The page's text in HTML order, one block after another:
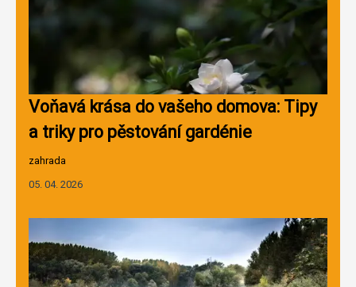
Voňavá krása do vašeho domova: Tipy
a triky pro pěstování gardénie
zahrada
05. 04. 2026